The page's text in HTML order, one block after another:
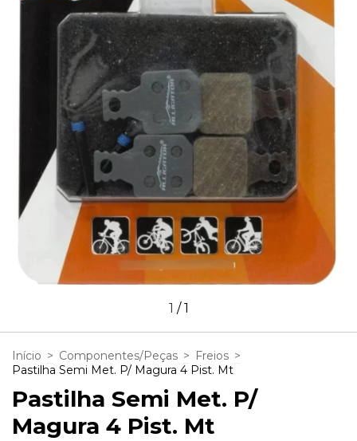
1 /1
Início > Componentes/Peças > Freios >
Pastilha Semi Met. P/ Magura 4 Pist. Mt
Pastilha Semi Met. P/
Magura 4 Pist. Mt